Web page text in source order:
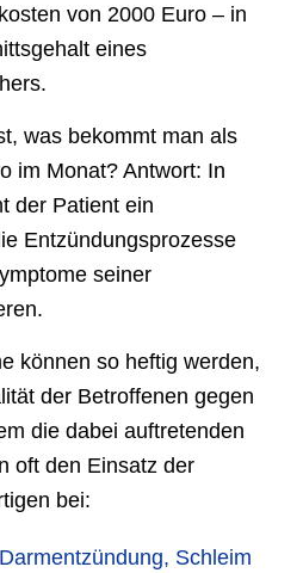
von 2000 Euro – in
eines
was bekommt man als
im Monat? Antwort: In
der Patient ein
Entzündungsprozesse
seiner
können so heftig werden,
der Betroffenen gegen
die dabei auftretenden
oft den Einsatz der
bei:
Schleim